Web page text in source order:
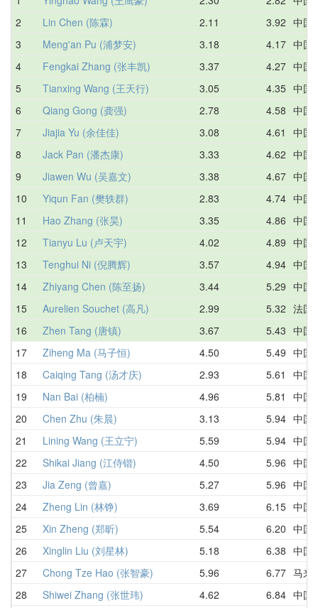
2
Lin Chen (陈霖) 2.11 3.92 中国
3
Meng'an Pu (浦梦安) 3.18 4.17 中国
4
Fengkai Zhang (张丰凯) 3.37 4.27 中国
5
Tianxing Wang (王天行) 3.05 4.35 中国
6
Qiang Gong (龚强) 2.78 4.58 中国
7
Jiajia Yu (余佳佳) 3.08 4.61
中国
8
Jack Pan (潘杰康) 3.33 4.62 中国
9
Jiawen Wu (吴嘉文) 3.38 4.67 中国
10
Yiqun Fan (樊轶群) 2.83 4.74 中国
11
Hao Zhang (张昊) 3.35 4.86 中国
12
Tianyu Lu (卢天宇) 4.02 4.89 中国
13
Tenghui Ni (倪腾辉) 3.57 4.94 中国
14
Zhiyang Chen (陈至扬) 3.44 5.29 中国
15
Aurelien Souchet (高凡) 2.99 5.32 法国
16
Zhen Tang (唐镇) 3.67 5.43 中国
17
Ziheng Ma (马子恒) 4.50 5.49 中国
18
Caiqing Tang (汤才庆) 2.93 5.61
中国
19
Nan Bai (柏楠) 4.96 5.81
中国
20
Chen Zhu (朱晨) 3.13 5.94 中国
21
Lining Wang (王立宁) 5.59 5.94 中国
22
Shikai Jiang (江侍锴) 4.50 5.96 中国
23
Jia Zeng (曾嘉) 5.27 5.96 中国
24
Zheng Lin (林铮) 3.69 6.15 中国
25
Xin Zheng (郑昕) 5.54 6.20 中国
26
Xinglin Liu (刘星林) 5.18 6.38 中国
27
Chong Tze Hao (张智豪) 5.96 6.77 马来
28
Shiwei Zhang (张世玮) 4.62 6.84 中国